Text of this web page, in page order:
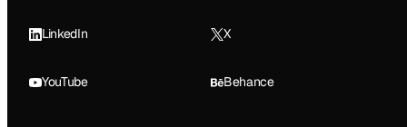
LinkedIn X
YouTube Behance